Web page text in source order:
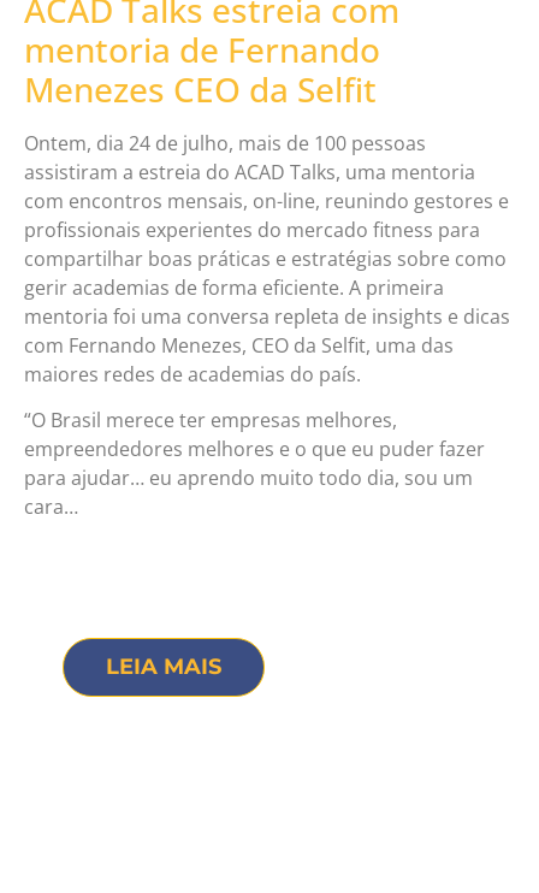
ACAD Talks estreia com
mentoria de Fernando
Menezes CEO da Selfit
Ontem, dia 24 de julho, mais de 100 pessoas
assistiram a estreia do ACAD Talks, uma mentoria
com encontros mensais, on-line, reunindo gestores e
profissionais experientes do mercado fitness para
compartilhar boas práticas e estratégias sobre como
gerir academias de forma eficiente. A primeira
mentoria foi uma conversa repleta de insights e dicas
com Fernando Menezes, CEO da Selfit, uma das
maiores redes de academias do país.
“O Brasil merece ter empresas melhores,
empreendedores melhores e o que eu puder fazer
para ajudar… eu aprendo muito todo dia, sou um
cara…
LEIA MAIS